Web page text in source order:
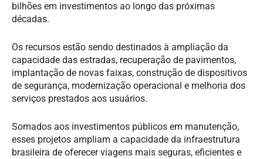
bilhões em investimentos ao longo das próximas
décadas.
Os recursos estão sendo destinados à ampliação da
capacidade das estradas, recuperação de pavimentos,
implantação de novas faixas, construção de dispositivos
de segurança, modernização operacional e melhoria dos
serviços prestados aos usuários.
Somados aos investimentos públicos em manutenção,
esses projetos ampliam a capacidade da infraestrutura
brasileira de oferecer viagens mais seguras, eficientes e